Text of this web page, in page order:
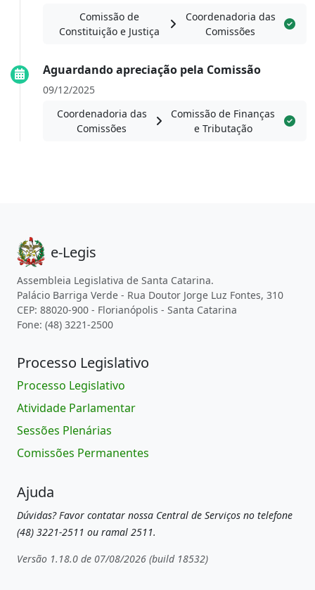
Comissão de
Constituição e Justiça
Coordenadoria das
Comissões
Aguardando apreciação pela Comissão
09/12/2025
Coordenadoria das
Comissões
Comissão de Finanças
e Tributação
e-Legis
Assembleia Legislativa de Santa Catarina.
Palácio Barriga Verde - Rua Doutor Jorge Luz Fontes, 310
CEP: 88020-900 - Florianópolis - Santa Catarina
Fone: (48) 3221-2500
Processo Legislativo
Processo Legislativo
Atividade Parlamentar
Sessões Plenárias
Comissões Permanentes
Ajuda
Dúvidas? Favor contatar nossa Central de Serviços no telefone
(48) 3221-2511 ou ramal 2511.
Versão 1.18.0 de 07/08/2026 (build 18532)